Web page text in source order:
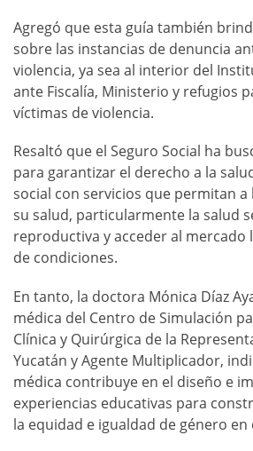
Agregó que esta guía también
sobre las instancias de denuncia
violencia, ya sea al interior del
ante Fiscalía, Ministerio y refugios
víctimas de violencia.
Resaltó que el Seguro Social ha
para garantizar el derecho a la
social con servicios que permitan
su salud, particularmente la salud
reproductiva y acceder al mercado
de condiciones.
En tanto, la doctora Mónica Díaz
médica del Centro de Simulación
Clínica y Quirúrgica de la
Yucatán y Agente Multiplicador,
médica contribuye en el diseño e
experiencias educativas para
la equidad e igualdad de género